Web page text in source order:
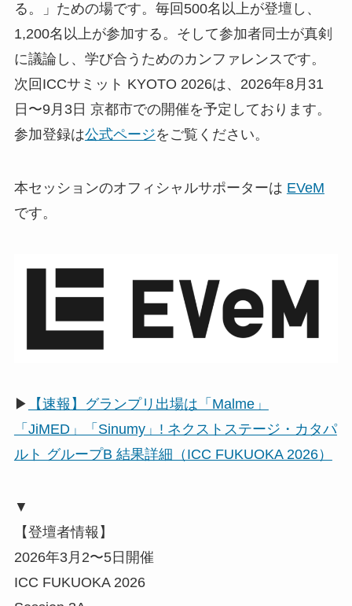
る。」ための場です。毎回500名以上が登壇し、
1,200名以上が参加する。そして参加者同士が真剣
に議論し、学び合うためのカンファレンスです。
次回ICCサミット KYOTO 2026は、2026年8月31
日〜9月3日 京都市での開催を予定しております。
参加登録は公式ページをご覧ください。
本セッションのオフィシャルサポーターは EVeM
です。
▶
【速報】グランプリ出場は「Malme」
「JiMED」「Sinumy」! ネクストステージ・カタパ
ルト グループB 結果詳細（ICC FUKUOKA 2026）
▼
【登壇者情報】
2026年3月2〜5日開催
ICC FUKUOKA 2026